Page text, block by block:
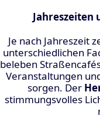
Jahreszeiten
Je nach Jahreszeit
unterschiedlichen
beleben
Veranstaltungen
sorgen. Der
stimmungsvolles